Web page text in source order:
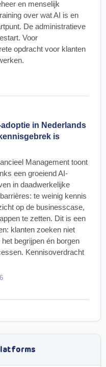
en menselijk
over wat AI is en
De administratieve
Voor
opdracht voor klanten
in Nederlands
is
Management toont
een groeiend AI-
in daadwerkelijke
te weinig kennis
op de businesscase,
te zetten. Dit is een
klanten zoeken niet
begrijpen én borgen
Kennisoverdracht